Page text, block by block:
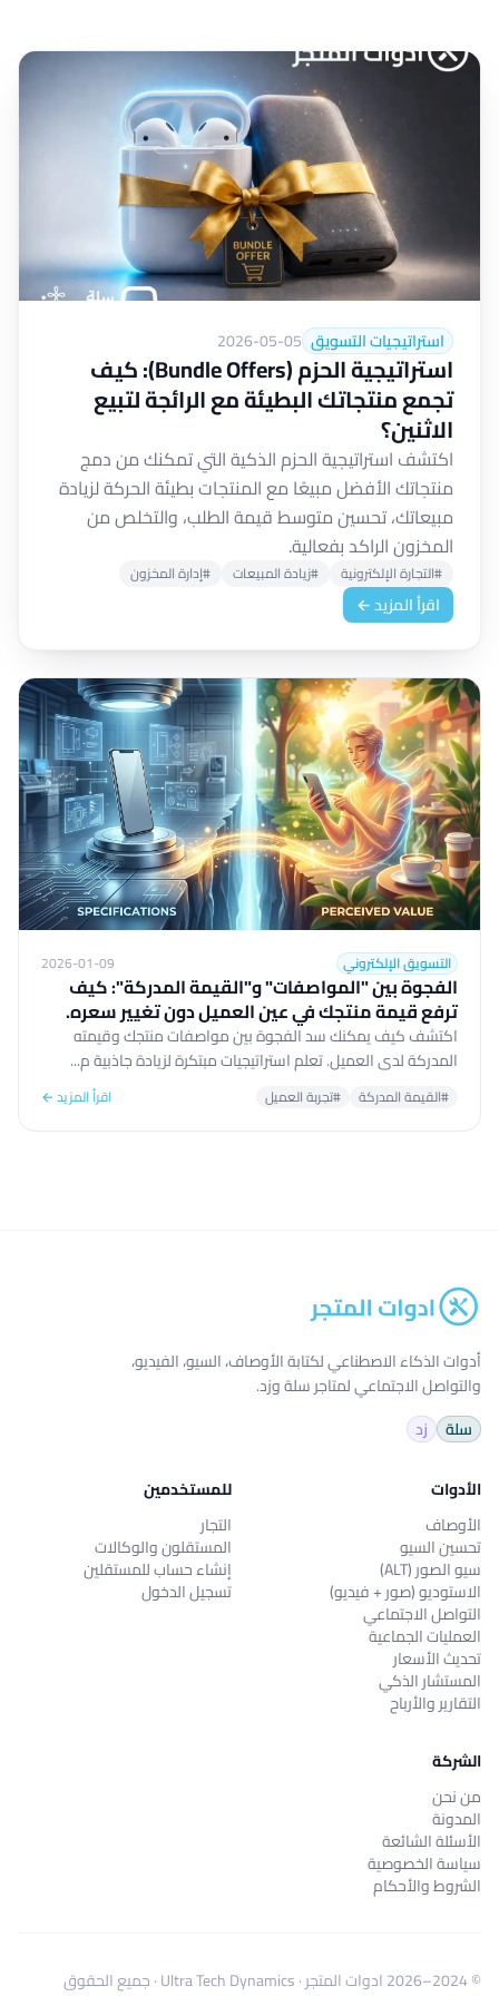
استراتيجيات التسويق 2026-05-05
استراتيجية الحزم (Bundle Offers): كيف
تجمع منتجاتك البطيئة مع الرائجة لتبيع
الاثنين؟
اكتشف استراتيجية الحزم الذكية التي تمكنك من دمج
منتجاتك الأفضل مبيعًا مع المنتجات بطيئة الحركة لزيادة
مبيعاتك، تحسين متوسط قيمة الطلب، والتخلص من
المخزون الراكد بفعالية.
#التجارة الإلكترونية #زيادة المبيعات #إدارة المخزون
اقرأ المزيد ←
التسويق الإلكتروني 2026-01-09
الفجوة بين "المواصفات" و"القيمة المدركة": كيف
ترفع قيمة منتجك في عين العميل دون تغيير سعره.
اكتشف كيف يمكنك سد الفجوة بين مواصفات منتجك وقيمته
المدركة لدى العميل. تعلم استراتيجيات مبتكرة لزيادة جاذبية م...
#القيمة المدركة #تجربة العميل اقرأ المزيد ←
أدوات الذكاء الاصطناعي لكتابة الأوصاف، السيو، الفيديو،
والتواصل الاجتماعي لمتاجر سلة وزد.
سلة
زد
الأدوات
الأوصاف
تحسين السيو
سيو الصور (ALT)
الاستوديو (صور + فيديو)
التواصل الاجتماعي
العمليات الجماعية
تحديث الأسعار
المستشار الذكي
التقارير والأرباح
للمستخدمين
التجار
المستقلون والوكالات
إنشاء حساب للمستقلين
تسجيل الدخول
الشركة
من نحن
المدونة
الأسئلة الشائعة
سياسة الخصوصية
الشروط والأحكام
© 2024–2026 ادوات المتجر·
Ultra Tech Dynamics· جميع الحقوق